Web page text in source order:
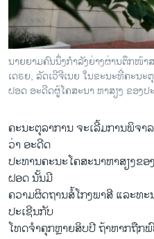
ພາສາອັງກິດ
ວີດີໂອ
ສຽງ
ລາຍງານ
ພາສາຕ່າງໆ
ນາຍຍາມຄົນນຶ່ງກຳລັງຍ່າງຜ່ານຕຶກໜ້າ
ເດຣຍ, ລັດເວີຈີເນຍ ໃນຂະນະທີ່ຄະນ
ຝອດ ອະດີດຜູ້ໂຄສະນາ ຫາສຽງ ຂອງ
ຄະນະຕຸລາການ ຈະເລີ້ມການພິຈ
ວ່າ ອະດີດ
ປະທານຄະນະໂຄສະນາຫາສຽງຂ
ຝອດ ນັ້ນມີ
ຄວາມຜິດຖານສໍ້ໂກງພາສີ ແລະທ
ປະເຊີນກັບ
ໂທດຈຳຄຸກຫຼາຍສິບປີ ຖ້າຫາກຖືກ